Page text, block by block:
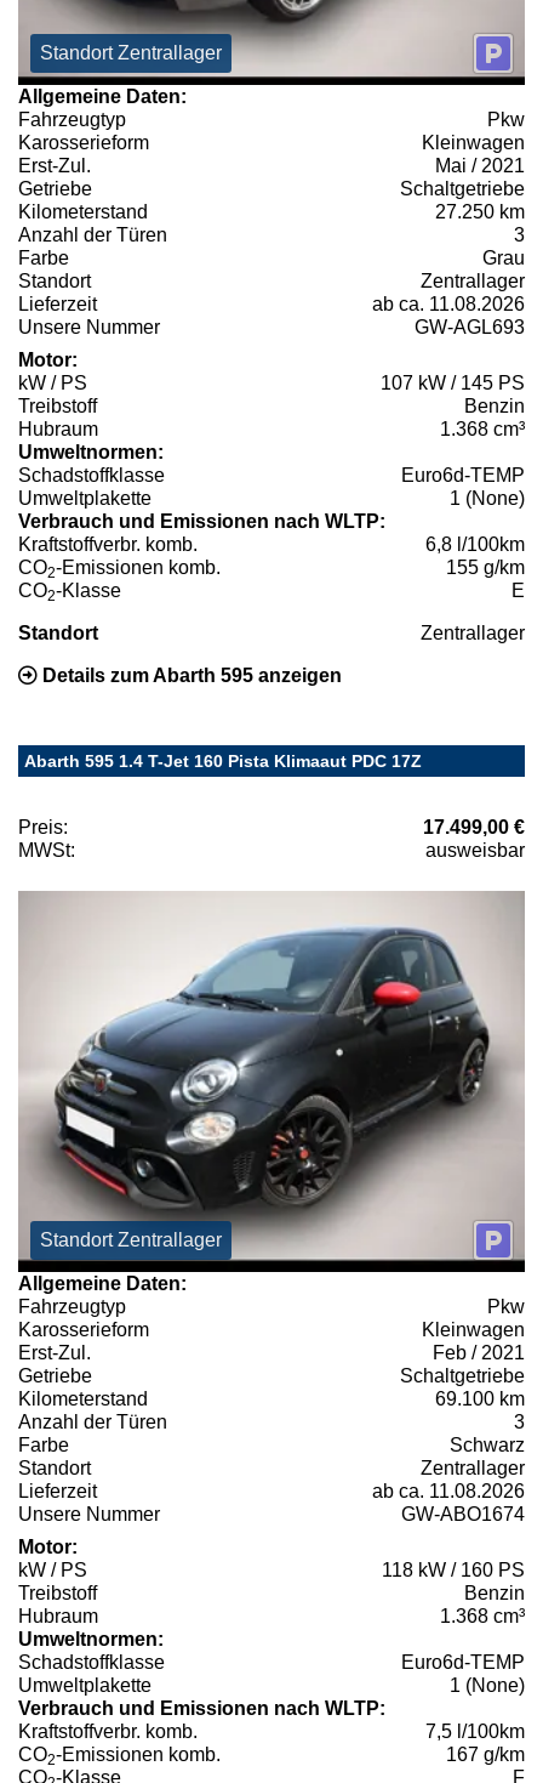
Standort Zentrallager
Allgemeine Daten:
Fahrzeugtyp
Pkw
Karosserieform
Kleinwagen
Erst-Zul.
Mai / 2021
Getriebe
Schaltgetriebe
Kilometerstand
27.250 km
Anzahl der Türen
3
Farbe
Grau
Standort
Zentrallager
Lieferzeit
ab ca. 11.08.2026
Unsere Nummer
GW-AGL693
Motor:
kW / PS
107 kW / 145 PS
Treibstoff
Benzin
Hubraum
1.368 cm³
Umweltnormen:
Schadstoffklasse
Euro6d-TEMP
Umweltplakette
1 (None)
Verbrauch und Emissionen nach WLTP:
Kraftstoffverbr. komb.
6,8 l/100km
CO2-Emissionen komb.
155 g/km
CO2-Klasse E
Standort Zentrallager
Details zum Abarth 595 anzeigen
Abarth 595 1.4 T-Jet 160 Pista Klimaaut PDC 17Z
Preis:
17.499,00 €
MWSt:
ausweisbar
Standort Zentrallager
Allgemeine Daten:
Fahrzeugtyp
Pkw
Karosserieform
Kleinwagen
Erst-Zul.
Feb / 2021
Getriebe
Schaltgetriebe
Kilometerstand
69.100 km
Anzahl der Türen
3
Farbe
Schwarz
Standort
Zentrallager
Lieferzeit
ab ca. 11.08.2026
Unsere Nummer
GW-ABO1674
Motor:
kW / PS
118 kW / 160 PS
Treibstoff
Benzin
Hubraum
1.368 cm³
Umweltnormen:
Schadstoffklasse
Euro6d-TEMP
Umweltplakette
1 (None)
Verbrauch und Emissionen nach WLTP:
Kraftstoffverbr. komb.
7,5 l/100km
CO2-Emissionen komb.
167 g/km
CO -Klasse F